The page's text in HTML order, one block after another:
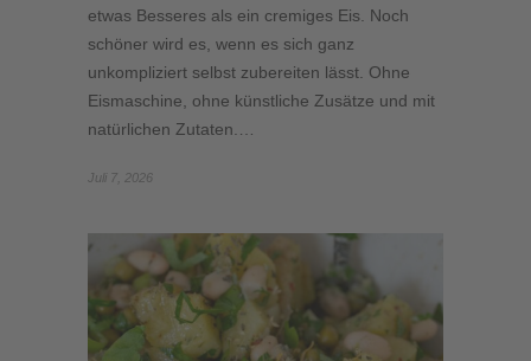
etwas Besseres als ein cremiges Eis. Noch
schöner wird es, wenn es sich ganz
unkompliziert selbst zubereiten lässt. Ohne
Eismaschine, ohne künstliche Zusätze und mit
natürlichen Zutaten.…
Juli 7, 2026